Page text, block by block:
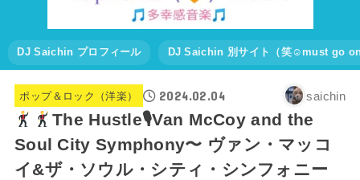
DJ Saichin プロフィール DJ Saichin 別サイト（笑☺must go
ポップ＆ロック（洋楽） 2024.02.04 saichin
The Hustle🎙Van McCoy and the
Soul City Symphony〜 ヴァン・マッコ
イ&ザ・ソウル・シティ・シンフォニー